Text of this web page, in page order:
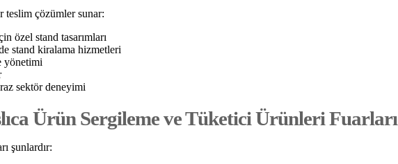
teslim çözümler sunar:
özel stand tasarımları
stand kiralama hizmetleri
yönetimi
sektör deneyimi
Ürün Sergileme ve Tüketici Ürünleri Fuarları
şunlardır: